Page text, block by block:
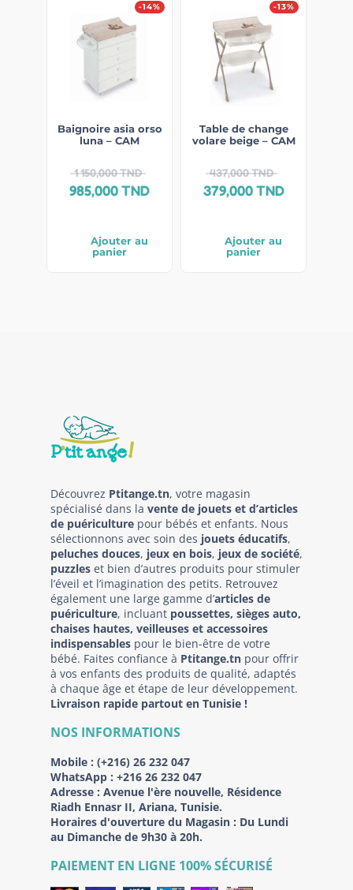
-14%
Baignoire asia orso
luna – CAM
1 150,000TND
985,000TND
Ajouter au
panier
-13%
Table de change
volare beige – CAM
437,000TND
379,000TND
Ajouter au
panier
Découvrez Ptitange.tn, votre magasin
spécialisé dans la vente de jouets et d’articles
de puériculture pour bébés et enfants. Nous
sélectionnons avec soin des jouets éducatifs,
peluches douces, jeux en bois, jeux de société,
puzzles et bien d’autres produits pour stimuler
l’éveil et l’imagination des petits. Retrouvez
également une large gamme d’articles de
puériculture, incluant poussettes, sièges auto,
chaises hautes, veilleuses et accessoires
indispensables pour le bien-être de votre
bébé. Faites confiance à Ptitange.tn pour offrir
à vos enfants des produits de qualité, adaptés
à chaque âge et étape de leur développement.
Livraison rapide partout en Tunisie !
NOS INFORMATIONS
Mobile : (+216) 26 232 047
WhatsApp : +216 26 232 047
Adresse : Avenue l'ère nouvelle, Résidence
Riadh Ennasr II, Ariana, Tunisie.
Horaires d'ouverture du Magasin : Du Lundi
au Dimanche de 9h30 à 20h.
PAIEMENT EN LIGNE 100% SÉCURISÉ